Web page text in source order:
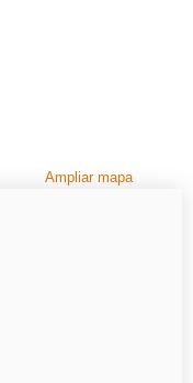
Ampliar mapa